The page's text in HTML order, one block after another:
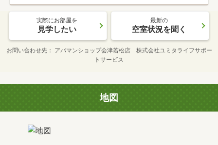
実際にお部屋を
見学したい
最新の
空室状況を聞く
お問い合わせ先
アパマンショップ会津若松店 株式会社ユミタライフサポー
トサービス
地図